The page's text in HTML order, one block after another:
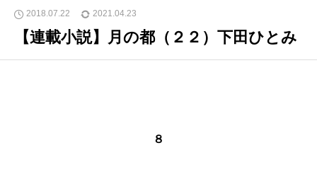
2018.07.22 2021.04.23
【連載小説】月の都（２２）下田ひとみ
８